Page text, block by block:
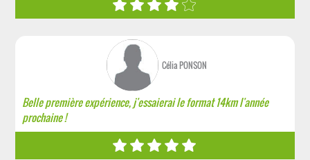
Célia PONSON
Belle première expérience, j'essaierai le format 14km l'année
prochaine !